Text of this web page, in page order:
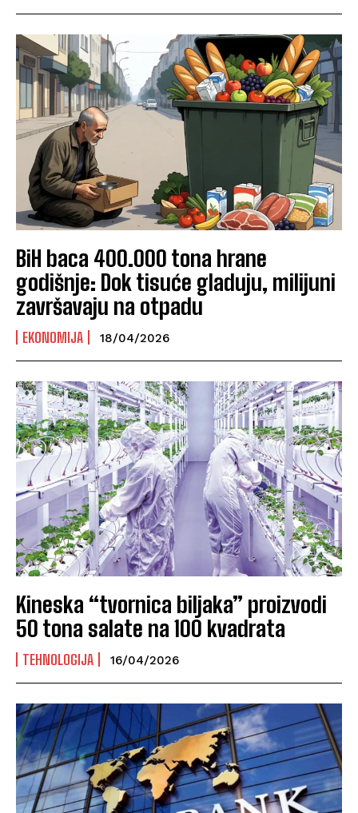
BiH baca 400.000 tona hrane
godišnje: Dok tisuće gladuju, milijuni
završavaju na otpadu
EKONOMIJA 18/04/2026
Kineska “tvornica biljaka” proizvodi
50 tona salate na 100 kvadrata
TEHNOLOGIJA 16/04/2026